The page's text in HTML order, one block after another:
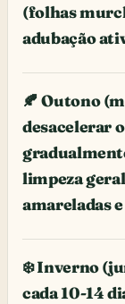
(folhas
adubação
🍂 Outono
desacelerar
limpeza
amareladas
❄️ Inverno
cada 10-14